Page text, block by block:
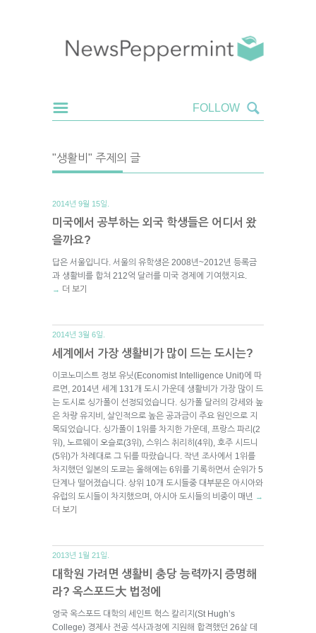
"생활비" 주제의 글
2014년 9월 15일.
미국에서 공부하는 외국 학생들은 어디서 왔
을까요?
답은 서울입니다. 서울의 유학생은 2008년~2012년 등록금
과 생활비를 합쳐 212억 달러를 미국 경제에 기여했지요.
→ 더 보기
2014년 3월 6일.
세계에서 가장 생활비가 많이 드는 도시는?
이코노미스트 정보 유닛(Economist Intelligence Unit)에 따
르면, 2014년 세계 131개 도시 가운데 생활비가 가장 많이 드
는 도시로 싱가폴이 선정되었습니다. 싱가폴 달러의 강세와 높
은 차량 유지비, 살인적으로 높은 공과금이 주요 원인으로 지
목되었습니다. 싱가폴이 1위를 차지한 가운데, 프랑스 파리(2
위), 노르웨이 오슬로(3위), 스위스 취리히(4위), 호주 시드니
(5위)가 차례대로 그 뒤를 따랐습니다. 작년 조사에서 1위를
차지했던 일본의 도쿄는 올해에는 6위를 기록하면서 순위가 5
단계나 떨어졌습니다. 상위 10개 도시들중 대부분은 아시아와
유럽의 도시들이 차지했으며, 아시아 도시들의 비중이 매년 →
더 보기
2013년 1월 21일.
대학원 가려면 생활비 충당 능력까지 증명해
라? 옥스포드大 법정에
영국 옥스포드 대학의 세인트 헉스 칼리지(St Hugh’s
College) 경제사 전공 석사과정에 지원해 합격했던 26살 데